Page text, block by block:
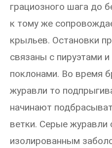
грациозного шага до
к тому же
крыльев. Остановки
связаны с пируэтами
поклонами. Во время
журавли то
начинают
ветки. Серые журавли
изолированным